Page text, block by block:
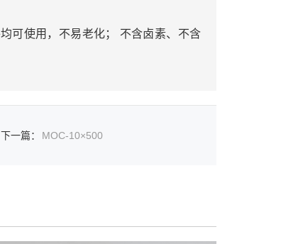
可使用，不易老化； 不含卤素、不含
下一篇： MOC-10×500